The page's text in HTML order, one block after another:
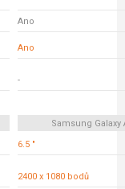
Ano
Ano
-
Samsung Galaxy
6.5 "
2400 x 1080 bodů